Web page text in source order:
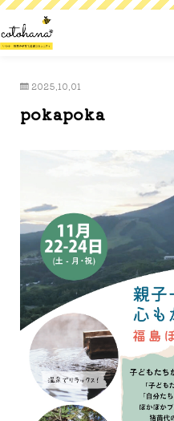
2025.10.01
pokapoka